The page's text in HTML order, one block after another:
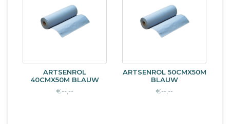
ARTSENROL
40CMX50M BLAUW
€--,--
ARTSENROL 50CMX50M
BLAUW
€--,--